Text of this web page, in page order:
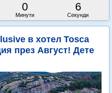
0
Минути
4
Секунди
в хотел Tosca
през Август! Дете